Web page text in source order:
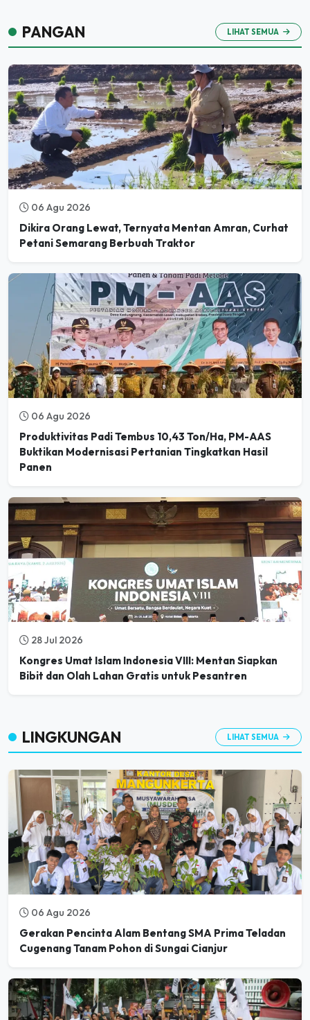
PANGAN LIHAT SEMUA
06 Agu 2026
Dikira Orang Lewat, Ternyata Mentan Amran, Curhat
Petani Semarang Berbuah Traktor
06 Agu 2026
Produktivitas Padi Tembus 10,43 Ton/Ha, PM-AAS
Buktikan Modernisasi Pertanian Tingkatkan Hasil
Panen
28 Jul 2026
Kongres Umat Islam Indonesia VIII: Mentan Siapkan
Bibit dan Olah Lahan Gratis untuk Pesantren
LINGKUNGAN LIHAT SEMUA
06 Agu 2026
Gerakan Pencinta Alam Bentang SMA Prima Teladan
Cugenang Tanam Pohon di Sungai Cianjur